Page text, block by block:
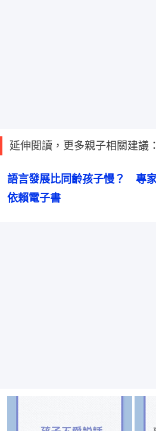
延伸閱讀，更多親子相關建議：
語言發展比同齡孩子慢？　專
依賴電子書